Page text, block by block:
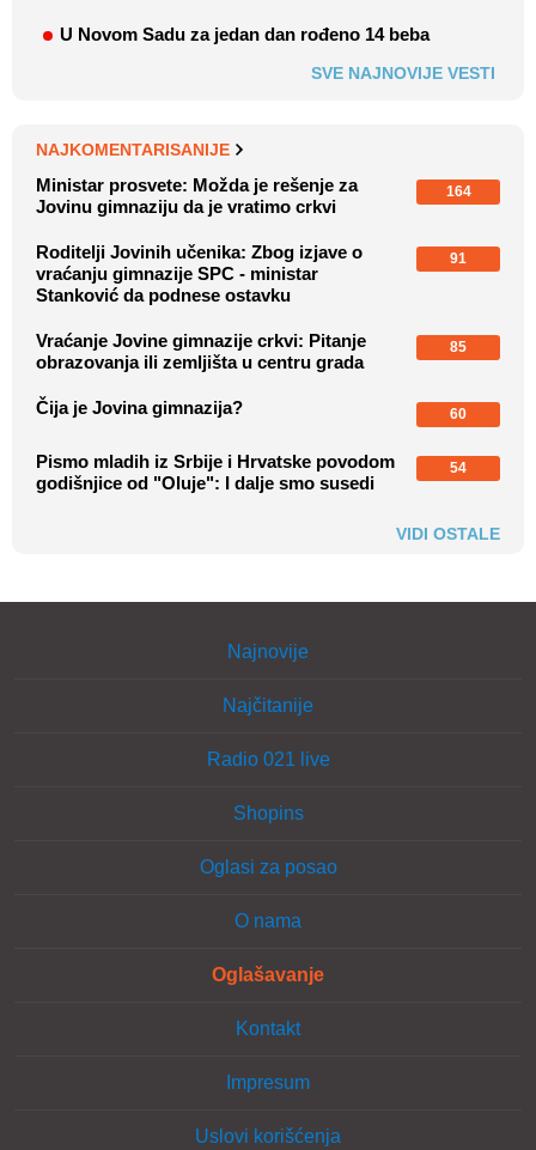
U Novom Sadu za jedan dan rođeno 14 beba
SVE NAJNOVIJE VESTI
NAJKOMENTARISANIJE
Ministar prosvete: Možda je rešenje za
Jovinu gimnaziju da je vratimo crkvi
164
Roditelji Jovinih učenika: Zbog izjave o
vraćanju gimnazije SPC - ministar
Stanković da podnese ostavku
91
Vraćanje Jovine gimnazije crkvi: Pitanje
obrazovanja ili zemljišta u centru grada
85
Čija je Jovina gimnazija? 60
Pismo mladih iz Srbije i Hrvatske povodom
godišnjice od "Oluje": I dalje smo susedi
54
VIDI OSTALE
Najnovije
Najčitanije
Radio 021 live
Shopins
Oglasi za posao
O nama
Oglašavanje
Kontakt
Impresum
Uslovi korišćenja